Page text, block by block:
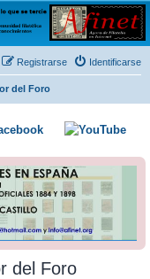
es un foro abierto que Afinet
libremente sus opiniones y
Identificarse
Registrarse
del Foro
del Foro